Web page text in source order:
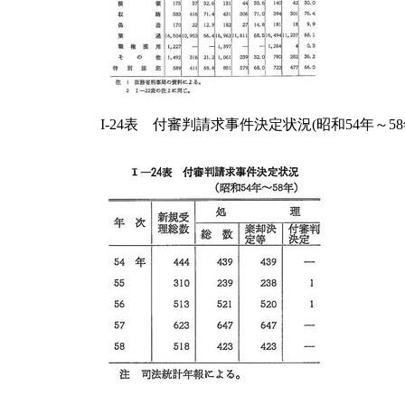
I-24表 付審判請求事件決定状況(昭和54年～